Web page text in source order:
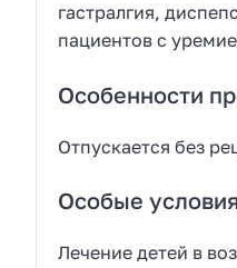
гастралгия,
пациентов с
Особенности
Отпускается без
Особые условия
Лечение детей в